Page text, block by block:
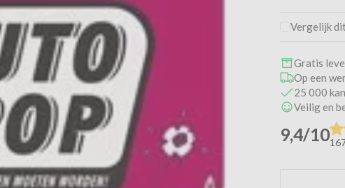
Vergelijk
Gratis
Op een
25 000
Veilig en
9,4/10